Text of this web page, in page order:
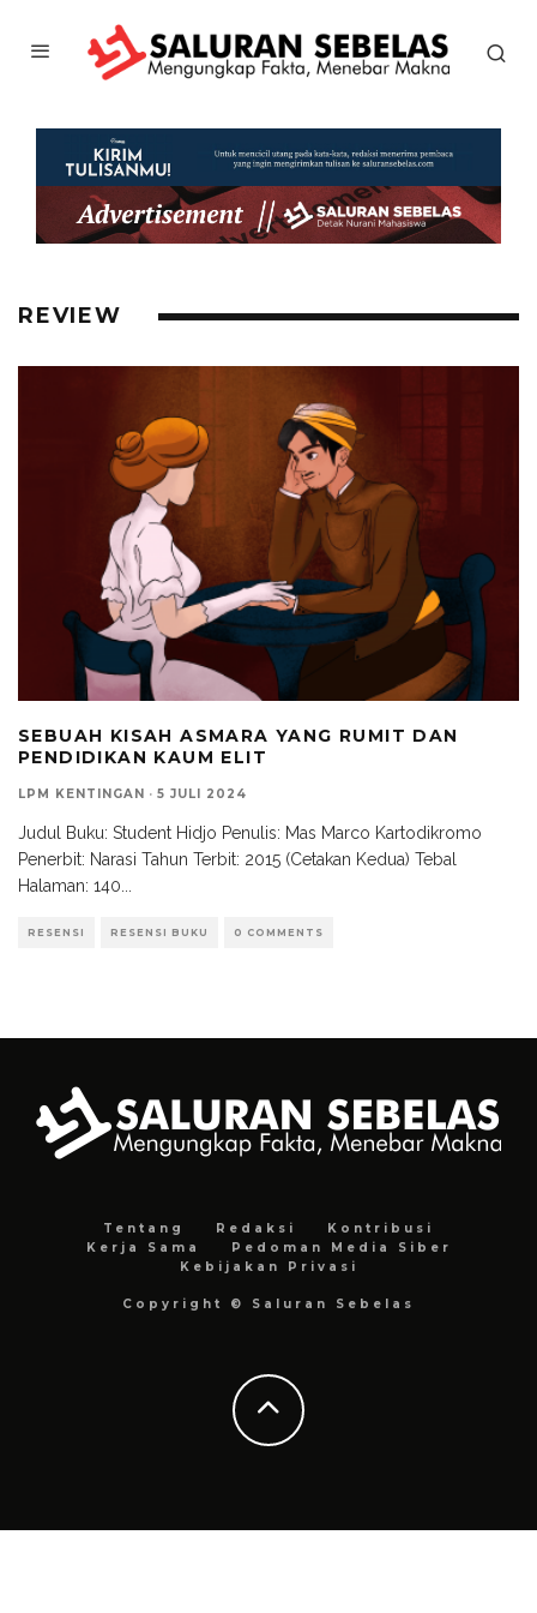
REVIEW
SEBUAH KISAH ASMARA YANG RUMIT DAN
PENDIDIKAN KAUM ELIT
LPM KENTINGAN · 5 JULI 2024
Judul Buku: Student Hidjo Penulis: Mas Marco Kartodikromo
Penerbit: Narasi Tahun Terbit: 2015 (Cetakan Kedua) Tebal
Halaman: 140
RESENSI RESENSI BUKU 0 COMMENTS
Tentang Redaksi
Kontribusi
Kerja Sama
Pedoman Media Siber
Kebijakan Privasi
Copyright © Saluran Sebelas